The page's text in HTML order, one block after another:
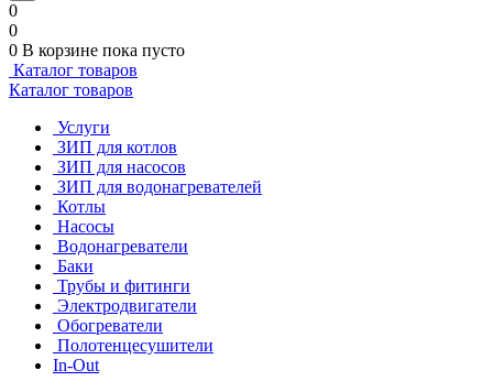
0
0
0 В корзине пока пусто
Каталог товаров
Каталог товаров
Услуги
ЗИП для котлов
ЗИП для насосов
ЗИП для водонагревателей
Котлы
Насосы
Водонагреватели
Баки
Трубы и фитинги
Электродвигатели
Обогреватели
Полотенцесушители
In-Out